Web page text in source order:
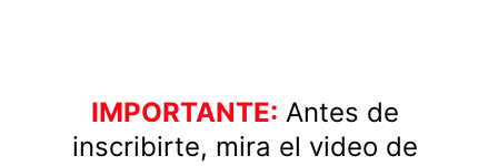
IMPORTANTE: Antes de
inscribirte, mira el video de